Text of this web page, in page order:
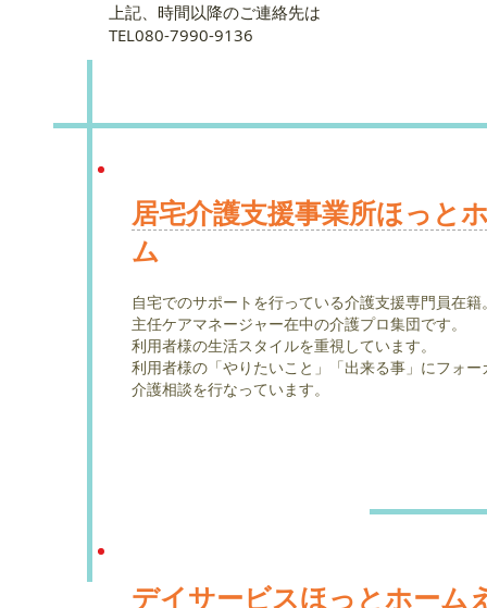
上記、時間以降のご連絡先は
​TEL080-7990-9136
居宅介護支援事業所ほっと
ム
自宅でのサポートを行っている介護支援専門員在籍
主任ケアマネージャー在中の介護プロ集団です。
​利用者様の生活スタイルを重視しています。
利用者様の「やりたいこと」「出来る事」にフォー
介護相談を行なっています。
デイサービスほっとホーム